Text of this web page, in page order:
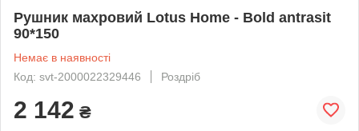
Рушник махровий Lotus Home - Bold antrasit
90*150
Немає в наявності
Код: svt-2000022329446
Роздріб
2 142 ₴